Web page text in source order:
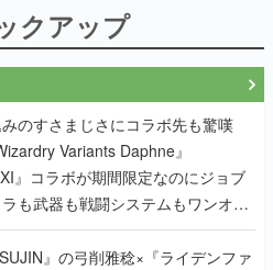
クアップ
のすさまじさにコラボ先も驚嘆
Variants Daphne』
』コラボが期間限定なのにジョブ
も武器も戦闘システムもワンオフ
まれた理由を両ディレクターに聞
』の弓削雅稔×『ライデンファ